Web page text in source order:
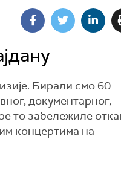
Бирали смо 60
документарног,
то забележиле
концертима на